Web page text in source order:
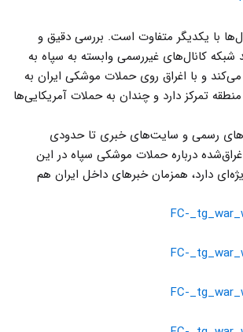
با یکدیگر متفاوت است. بررسی دقیق‌ و
کانال‌های غیررسمی وابسته به سپاه به
و با اغراق روی حملات موشکی ایران به
تمرکز دارد و چندان به حملات آمریکایی‌ها
رسمی و سایت‌های خبری تا حدودی
درباره حملات موشکی سپاه در این
دارد، همزمان خبرهای داخل ایران هم
FC-
FC-
FC-